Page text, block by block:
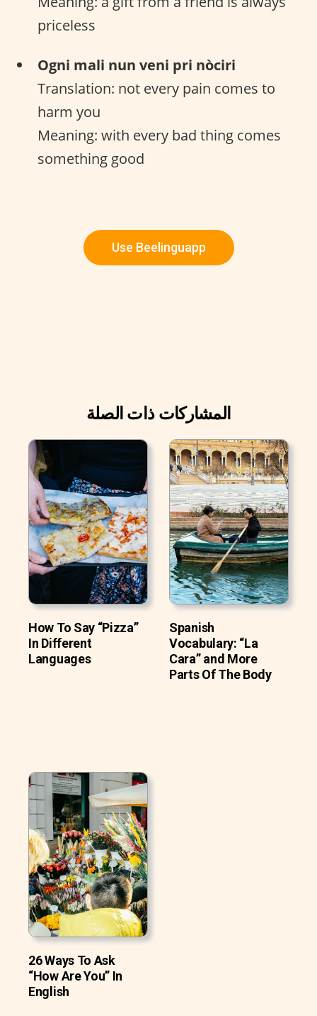
priceless
Ogni mali nun veni pri nòciri
Translation: not every pain comes to
harm you
Meaning: with every bad thing comes
something good
Use Beelinguapp
المشاركات ذات الصلة
How To Say “Pizza”
In Different
Languages
Spanish
Vocabulary: “La
Cara” and More
Parts Of The Body
26 Ways To Ask
“How Are You” In
English